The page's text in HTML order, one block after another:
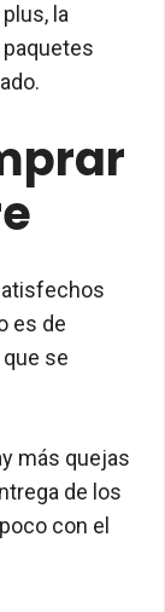
la
es de
se
más quejas
de los
con el